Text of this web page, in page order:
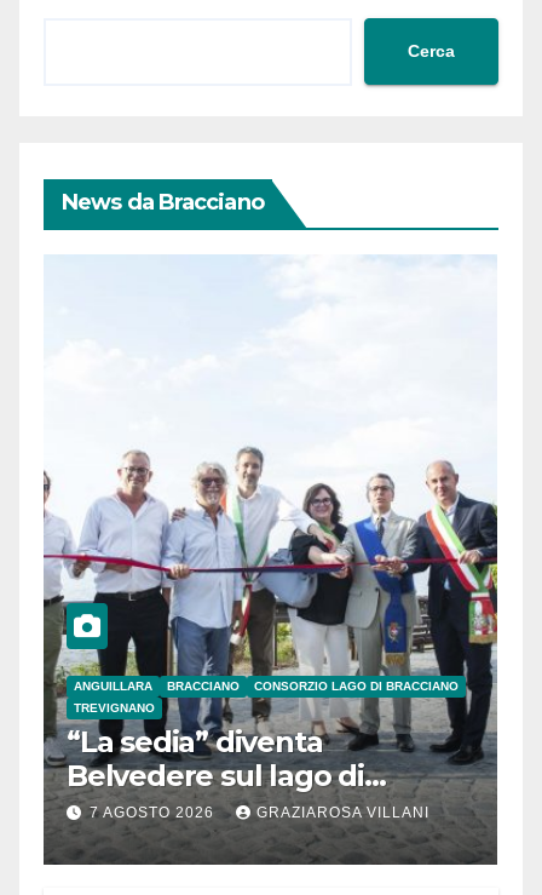
Cerca
News da Bracciano
ANGUILLARA BRACCIANO
CONSORZIO LAGO DI BRACCIANO
TREVIGNANO
“La sedia” diventa
Belvedere sul lago di
Bracciano: ieri
l’inaugurazione
7 AGOSTO 2026 GRAZIAROSA VILLANI